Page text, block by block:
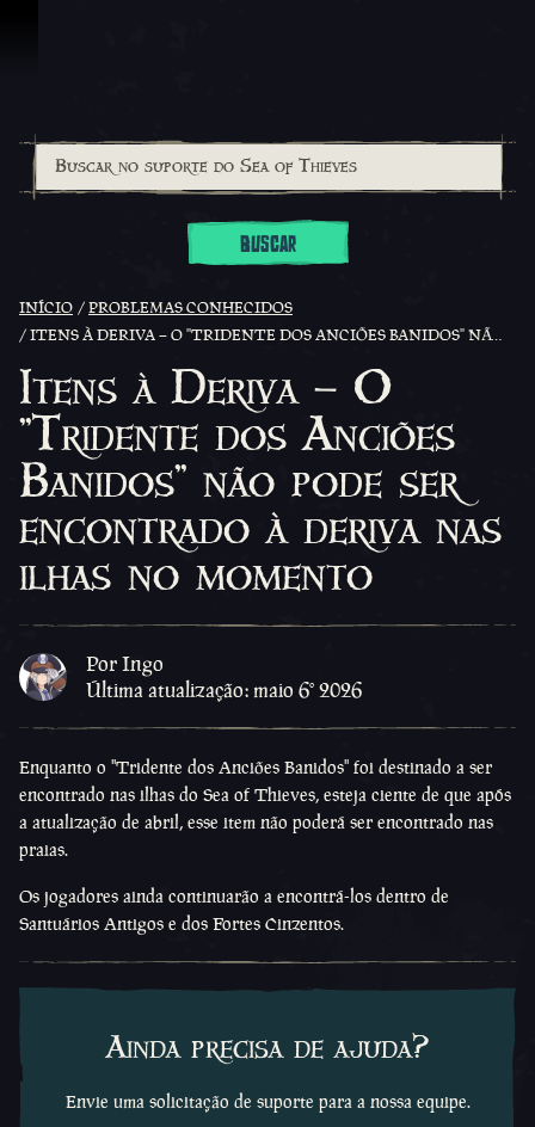
BUSCAR
INÍCIO
PROBLEMAS CONHECIDOS
ITENS À DERIVA – O ''TRIDENTE DOS ANCIÕES BANIDOS'' NÃO PODE SER ENCONTRADO À DERIVA NAS ILHAS NO MOMENTO
Itens à Deriva – O
''Tridente dos Anciões
Banidos'' não pode ser
encontrado à deriva nas
ilhas no momento
Por Ingo
Última atualização: maio 6º 2026
Enquanto o ''Tridente dos Anciões Banidos'' foi destinado a ser
encontrado nas ilhas do Sea of Thieves, esteja ciente de que após
a atualização de abril, esse item não poderá ser encontrado nas
praias.
Os jogadores ainda continuarão a encontrá-los dentro de
Santuários Antigos e dos Fortes Cinzentos.
Ainda precisa de ajuda?
Envie uma solicitação de suporte para a nossa equipe.